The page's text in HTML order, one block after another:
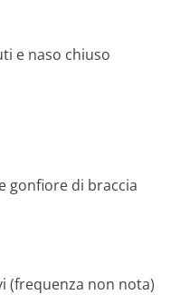
e naso chiuso
gonfiore di braccia
(frequenza non nota)